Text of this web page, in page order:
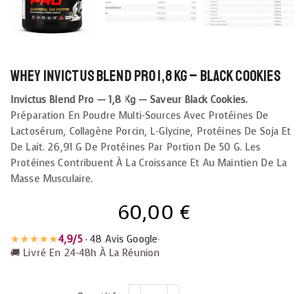
Whey Invictus Blend Pro 1,8 kg – Black Cookies
Invictus Blend Pro — 1,8 Kg — Saveur Black Cookies.
Préparation En Poudre Multi-Sources Avec Protéines De
Lactosérum, Collagène Porcin, L-Glycine, Protéines De Soja Et
De Lait. 26,91 G De Protéines Par Portion De 50 G. Les
Protéines Contribuent À La Croissance Et Au Maintien De La
Masse Musculaire.
60,00 €
★★★★★4,9/5· 48 Avis Google•
🚚 Livré En 24-48h À La Réunion